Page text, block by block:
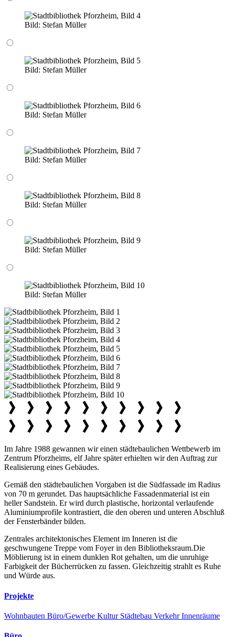
Bild: Stefan Müller
Bild: Stefan Müller
Bild: Stefan Müller
Bild: Stefan Müller
Bild: Stefan Müller
Bild: Stefan Müller
Bild: Stefan Müller
Im Jahre 1988 gewannen wir einen städtebaulichen Wettbewerb im
Zentrum Pforzheims, elf Jahre später erhielten wir den Auftrag zur
Realisierung eines Gebäudes.
Gemäß den städtebaulichen Vorgaben ist die Südfassade im Radius
von 70 m gerundet. Das hauptsächliche Fassadenmaterial ist ein
heller Sandstein. Er wird durch plastische, horizontal verlaufende
Aluminiumprofile kontrastiert, die den oberen und unteren Abschluß
der Fensterbänder bilden.
Zentrales architektonisches Element im Inneren ist die
geschwungene Treppe vom Foyer in den Bibliotheksraum.Die
Möblierung ist in einem dunklen Rot gehalten, um die unruhige
Farbigkeit der Bücherrücken zu fassen. Gleichzeitig strahlt es Ruhe
und Würde aus.
Projekte
Wohnbauten Büro/Gewerbe Kultur Städtebau VerkehrInnenräume